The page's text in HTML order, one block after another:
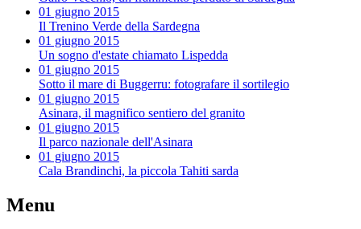
01 giugno 2015
Il Trenino Verde della Sardegna
01 giugno 2015
Un sogno d'estate chiamato Lispedda
01 giugno 2015
Sotto il mare di Buggerru: fotografare il sortilegio
01 giugno 2015
Asinara, il magnifico sentiero del granito
01 giugno 2015
Il parco nazionale dell'Asinara
01 giugno 2015
Cala Brandinchi, la piccola Tahiti sarda
Menu